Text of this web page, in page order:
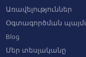
Առավելություններ
Օգտագործման
Blog
Մեր տեսլականը